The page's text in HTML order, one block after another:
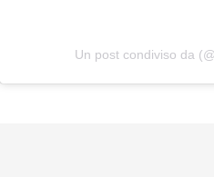
Un post condiviso da